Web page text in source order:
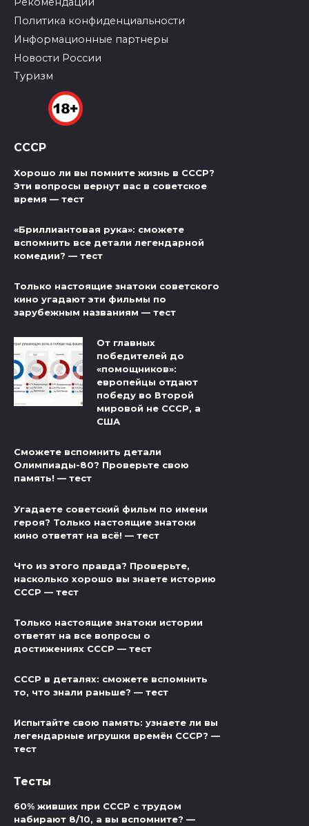
Политика конфиденциальности
Информационные партнеры
Новости России
Туризм
СССР
Хорошо ли вы помните жизнь в СССР?
Эти вопросы вернут вас в советское
время — тест
«Бриллиантовая рука»: сможете
вспомнить все детали легендарной
комедии? — тест
Только настоящие знатоки советского
кино угадают эти фильмы по
зарубежным названиям — тест
От главных
победителей до
«помощников»:
европейцы отдают
победу во Второй
мировой не СССР, а
США
Сможете вспомнить детали
Олимпиады-80? Проверьте свою
память! — тест
Угадаете советский фильм по имени
героя? Только настоящие знатоки
кино ответят на всё! — тест
Что из этого правда? Проверьте,
насколько хорошо вы знаете историю
СССР — тест
Только настоящие знатоки истории
ответят на все вопросы о
достижениях СССР — тест
СССР в деталях: сможете вспомнить
то, что знали раньше? — тест
Испытайте свою память: узнаете ли вы
легендарные игрушки времён СССР? —
тест
Тесты
60% живших при СССР с трудом
набирают 8/10, а вы вспомните? —